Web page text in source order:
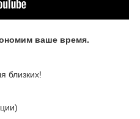
ваше время.
близких!